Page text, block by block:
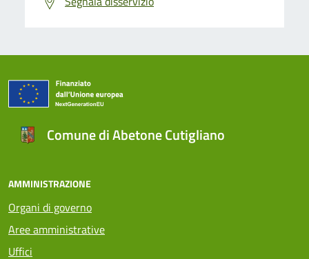
Comune di Abetone Cutigliano
AMMINISTRAZIONE
Organi di governo
Aree amministrative
Uffici